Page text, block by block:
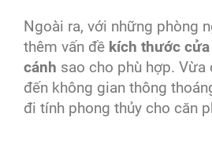
Ngoài ra, với những phòng
thêm vấn đề kích thước
cánh sao cho phù hợp. Vừa
đến không gian thông
đi tính phong thủy cho căn